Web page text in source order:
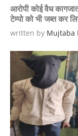
आरोपी कोई वैध
टेम्पो को भी जब्त कर
written by Mujtaba